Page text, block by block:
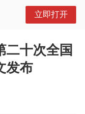
立即打开
二十次全国
发布